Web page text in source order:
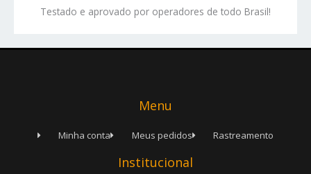
Testado e aprovado por operadores de todo Brasil!
Menu
Minha conta Meus pedidos Rastreamento
Institucional